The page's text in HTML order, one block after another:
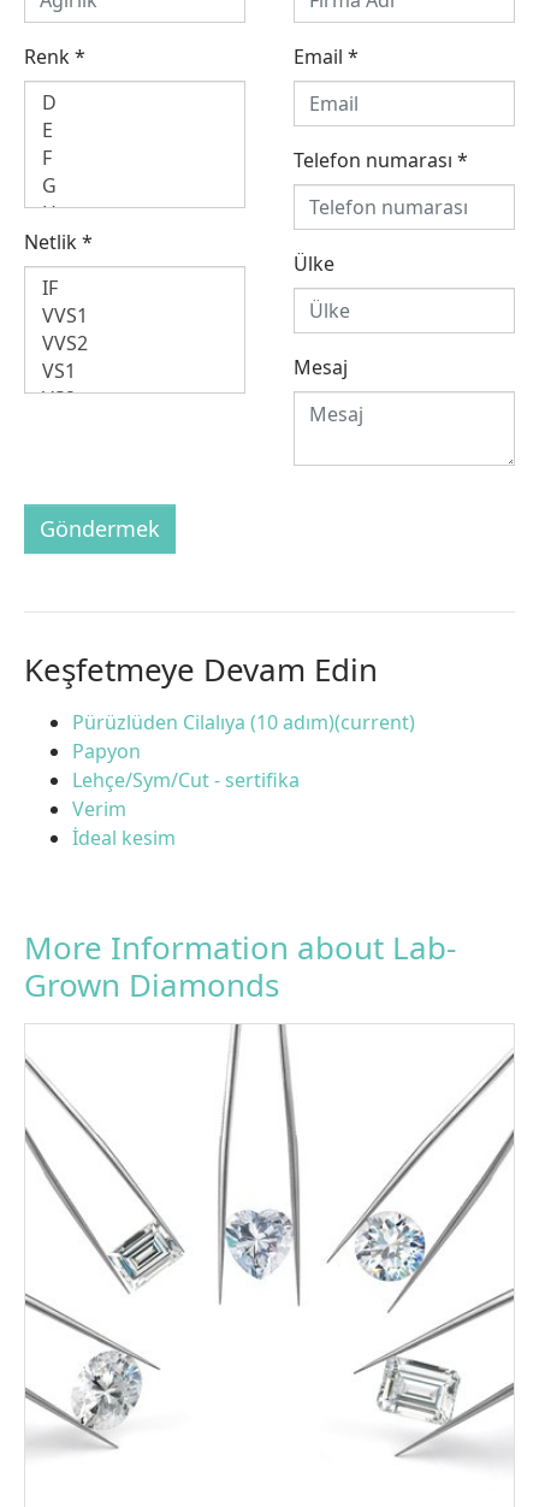
Renk*
Netlik*
Email *
Telefon numarası *
Ülke
Mesaj
Göndermek
Keşfetmeye Devam Edin
Pürüzlüden Cilalıya (10 adım)(current)
Papyon
Lehçe/Sym/Cut - sertifika
Verim
İdeal kesim
More Information about Lab-
Grown Diamonds